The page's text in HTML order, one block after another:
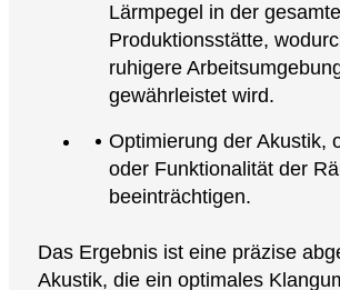
Lärmpegel in der
Produktionsstätte,
ruhigere
gewährleistet wird.
Optimierung der Akustik,
oder Funktionalität der
beeinträchtigen.
Das Ergebnis ist eine präzise
Akustik, die ein optimales